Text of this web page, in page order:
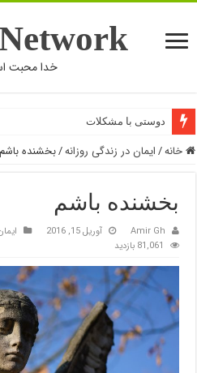
خدا محبت
دوستی با مشکلات
خانه/ایمان در زندگی روزانه/بخشنده باشم
بخشنده باشم
Amir Gh آوریل 15, 2016
81,061 بازدید